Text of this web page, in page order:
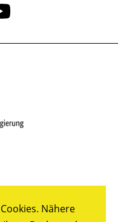
Nähere